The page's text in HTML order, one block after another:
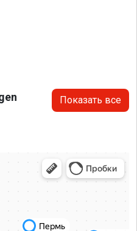
Показать все